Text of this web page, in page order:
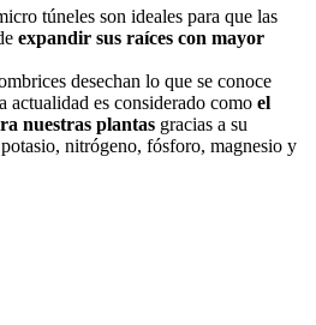
túneles son ideales para que las
expandir sus raíces con mayor
desechan lo que se conoce
actualidad es considerado como el
nuestras plantas gracias a su
nitrógeno, fósforo, magnesio y